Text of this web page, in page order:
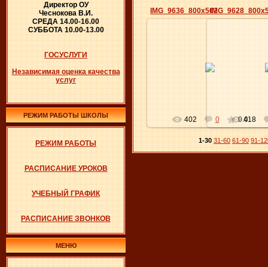
Директор ОУ
Чеснокова В.И.
СРЕДА 14.00-16.00
СУББОТА 10.00-13.00
ГОСУСЛУГИ
Независимая оценка качества
услуг
РЕЖИМ РАБОТЫ ШКОЛЫ
РЕЖИМ РАБОТЫ
РАСПИСАНИЕ УРОКОВ
УЧЕБНЫЙ ГРАФИК
РАСПИСАНИЕ ЗВОНКОВ
МЕНЮ
IMG_9636_800x562
402 0 0.0418
1-30 31-60 61-90 91-